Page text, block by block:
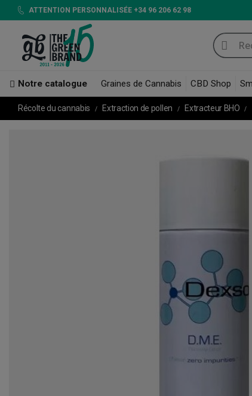
ATTENTION PERSONNALISÉE +34 96 206 62 98
Notre catalogue Graines de Cannabis CBD Shop
Récolte du cannabis Extraction de pollen Extracteur BHO